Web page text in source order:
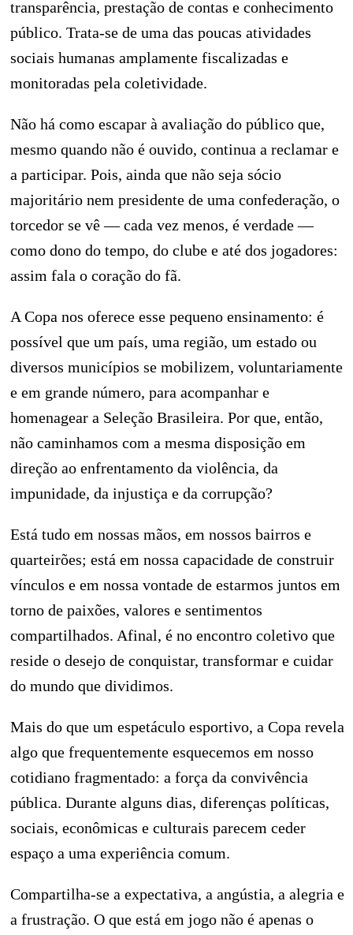
transparência, prestação de contas e conhecimento
público. Trata-se de uma das poucas atividades
sociais humanas amplamente fiscalizadas e
monitoradas pela coletividade.
Não há como escapar à avaliação do público que,
mesmo quando não é ouvido, continua a reclamar e
a participar. Pois, ainda que não seja sócio
majoritário nem presidente de uma confederação, o
torcedor se vê — cada vez menos, é verdade —
como dono do tempo, do clube e até dos jogadores:
assim fala o coração do fã.
A Copa nos oferece esse pequeno ensinamento: é
possível que um país, uma região, um estado ou
diversos municípios se mobilizem, voluntariamente
e em grande número, para acompanhar e
homenagear a Seleção Brasileira. Por que, então,
não caminhamos com a mesma disposição em
direção ao enfrentamento da violência, da
impunidade, da injustiça e da corrupção?
Está tudo em nossas mãos, em nossos bairros e
quarteirões; está em nossa capacidade de construir
vínculos e em nossa vontade de estarmos juntos em
torno de paixões, valores e sentimentos
compartilhados. Afinal, é no encontro coletivo que
reside o desejo de conquistar, transformar e cuidar
do mundo que dividimos.
Mais do que um espetáculo esportivo, a Copa revela
algo que frequentemente esquecemos em nosso
cotidiano fragmentado: a força da convivência
pública. Durante alguns dias, diferenças políticas,
sociais, econômicas e culturais parecem ceder
espaço a uma experiência comum.
Compartilha-se a expectativa, a angústia, a alegria e
a frustração. O que está em jogo não é apenas o